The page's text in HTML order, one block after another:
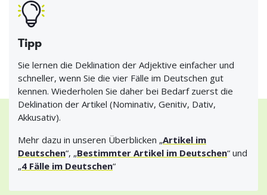
Tipp
Sie lernen die Deklination der Adjektive einfacher und
schneller, wenn Sie die vier Fälle im Deutschen gut
kennen. Wiederholen Sie daher bei Bedarf zuerst die
Deklination der Artikel (Nominativ, Genitiv, Dativ,
Akkusativ).
Mehr dazu in unseren Überblicken „Artikel im
Deutschen“, „Bestimmter Artikel im Deutschen“ und
„4 Fälle im Deutschen“